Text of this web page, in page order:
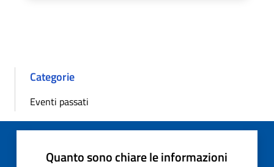
Categorie
Eventi passati
Quanto sono chiare le informazioni